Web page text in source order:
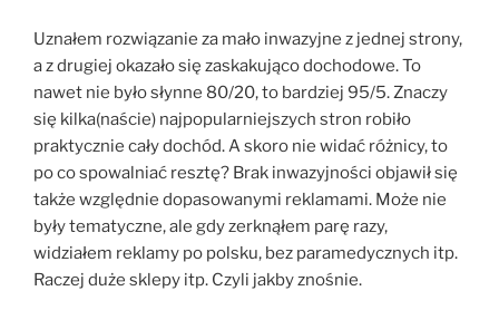
Uznałem rozwiązanie za mało inwazyjne z jednej strony,
a z drugiej okazało się zaskakująco dochodowe. To
nawet nie było słynne 80/20, to bardziej 95/5. Znaczy
się kilka(naście) najpopularniejszych stron robiło
praktycznie cały dochód. A skoro nie widać różnicy, to
po co spowalniać resztę? Brak inwazyjności objawił się
także względnie dopasowanymi reklamami. Może nie
były tematyczne, ale gdy zerknąłem parę razy,
widziałem reklamy po polsku, bez paramedycznych itp.
Raczej duże sklepy itp. Czyli jakby znośnie.